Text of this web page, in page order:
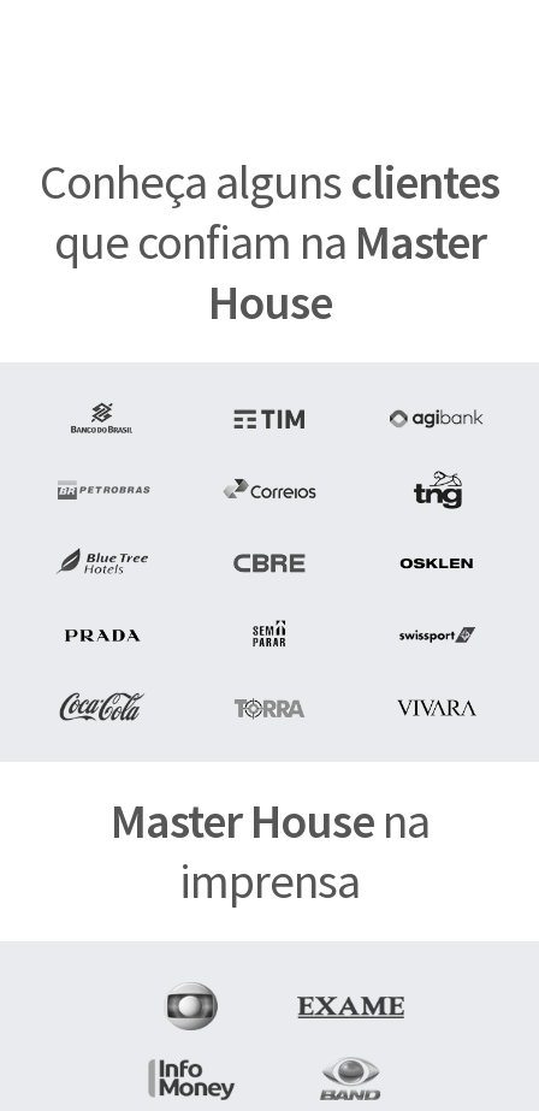
Conheça algunsclientes
que confiam na Master
House
Master Housena
imprensa